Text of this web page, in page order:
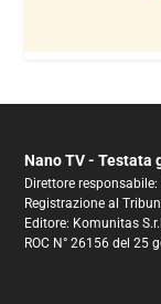
Nano TV - Testata
Direttore
Registrazione al
Editore: Komunitas
ROC N° 26156 del 25